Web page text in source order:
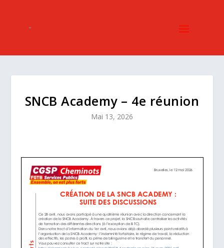
SNCB Academy – 4e réunion
Mai 13, 2026